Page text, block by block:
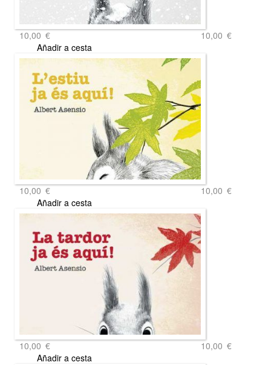
10,00 € 10,00 €
Añadir a cesta
10,00 € 10,00 €
Añadir a cesta
10,00 € 10,00 €
Añadir a cesta